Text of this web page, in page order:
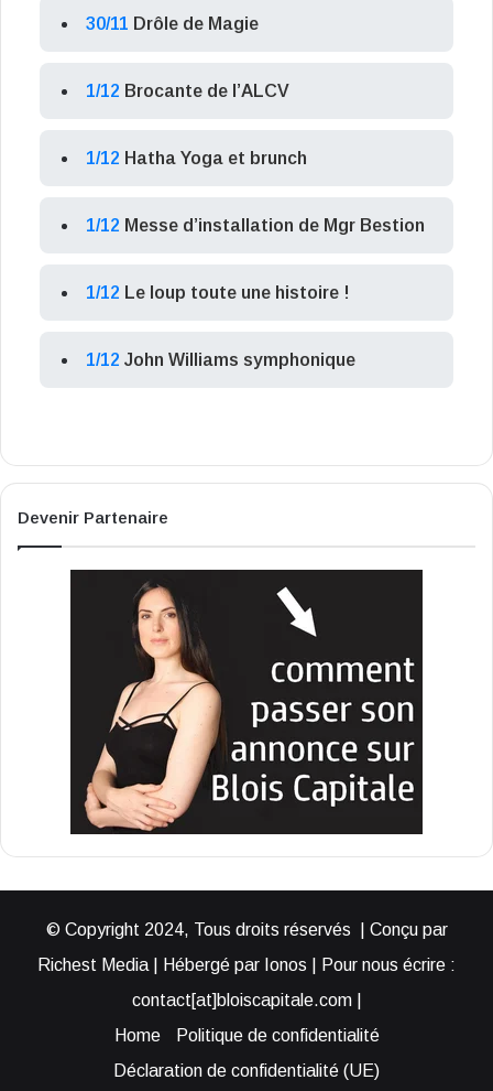
30/11 Drôle de Magie
1/12 Brocante de l’ALCV
1/12 Hatha Yoga et brunch
1/12 Messe d’installation de Mgr Bestion
1/12 Le loup toute une histoire !
1/12 John Williams symphonique
Devenir Partenaire
© Copyright 2024, Tous droits réservés | Conçu par
Richest Media | Hébergé par Ionos | Pour nous écrire :
contact[at]bloiscapitale.com |
Home
Politique de confidentialité
Déclaration de confidentialité (UE)